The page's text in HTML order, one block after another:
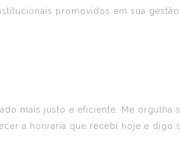
promovidos em sua
mais justo e eficiente. Me orgulha
a honraria que recebi hoje e digo